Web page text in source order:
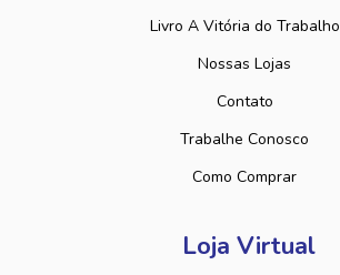
Livro A Vitória do Trabalho
Nossas Lojas
Contato
Trabalhe Conosco
Como Comprar
Loja Virtual